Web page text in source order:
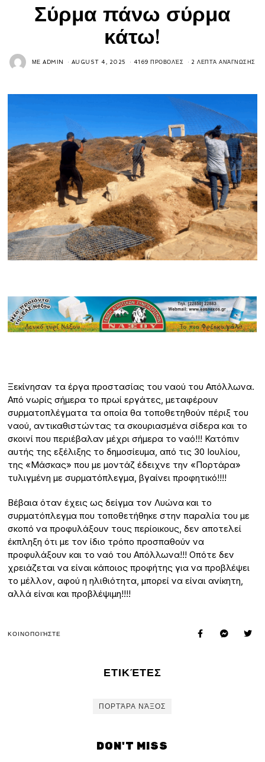
Σύρμα πάνω σύρμα
κάτω!
ΜΕADMIN AUGUST 4, 2025 4169 ΠΡΟΒΟΛΈΣ 2 ΛΕΠΤΆ ΑΝΆΓΝΩΣΗΣ
Ξεκίνησαν τα έργα προστασίας του ναού του Απόλλωνα.
Από νωρίς σήμερα το πρωί εργάτες, μεταφέρουν
συρματοπλέγματα τα οποία θα τοποθετηθούν πέριξ του
ναού, αντικαθιστώντας τα σκουριασμένα σίδερα και το
σκοινί που περιέβαλαν μέχρι σήμερα το ναό!!! Κατόπιν
αυτής της εξέλιξης το δημοσίευμα, από τις 30 Ιουλίου,
της «Μάσκας» που με μοντάζ έδειχνε την «Πορτάρα»
τυλιγμένη με συρματόπλεγμα, βγαίνει προφητικό!!!!
Βέβαια όταν έχεις ως δείγμα τον Λυώνα και το
συρματόπλεγμα που τοποθετήθηκε στην παραλία του με
σκοπό να προφυλάξουν τους περίοικους, δεν αποτελεί
έκπληξη ότι με τον ίδιο τρόπο προσπαθούν να
προφυλάξουν και το ναό του Απόλλωνα!!! Οπότε δεν
χρειάζεται να είναι κάποιος προφήτης για να προβλέψει
το μέλλον, αφού η ηλιθιότητα, μπορεί να είναι ανίκητη,
αλλά είναι και προβλέψιμη!!!!
ΚΟΙΝΟΠΟΙΉΣΤΕ
ΕΤΙΚΈΤΕΣ
ΠΟΡΤΆΡΑ ΝΆΞΟΣ
DON'T MISS